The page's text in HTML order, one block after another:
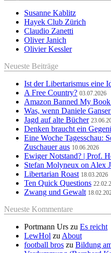
Susanne Kablitz
Hayek Club Zürich
Claudio Zanetti
Oliver Janich
Olivier Kessler
Neueste Beiträge
Ist der Libertarismus eine
A Free Country? 03.07.2026
Amazon Banned My
Was, wenn Daniele
Jagd auf alte Bücher
Denken braucht ein
Eine Woche Tagesschau:
Zuschauer aus 10.06.2026
Ewiger Notstand? | Prof.
Stefan Molyneux on Alex
Libertarian Roast 18.03.2026
Ten Quick Questions
Zwang und Gewalt
Neueste Kommentare
Portmann Urs zu Es reicht
LewHol zu About
football bros zu Bildung